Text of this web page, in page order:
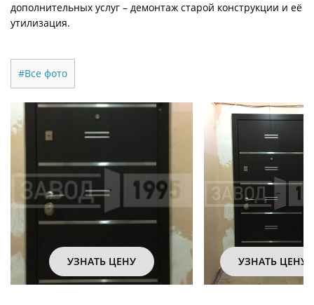
дополнительных услуг – демонтаж старой конструкции и её
утилизация.
#Все фото
УЗНАТЬ ЦЕНУ УЗНАТЬ ЦЕНУ